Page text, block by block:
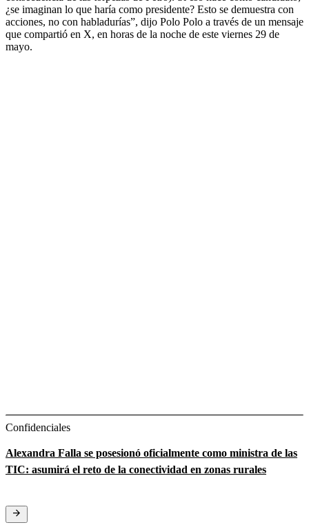
¿se imaginan lo que haría como presidente? Esto se demuestra con
acciones, no con habladurías”, dijo Polo Polo a través de un mensaje
que compartió en X, en horas de la noche de este viernes 29 de
mayo.
Confidenciales
Alexandra Falla se posesionó oficialmente como ministra de las
TIC: asumirá el reto de la conectividad en zonas rurales